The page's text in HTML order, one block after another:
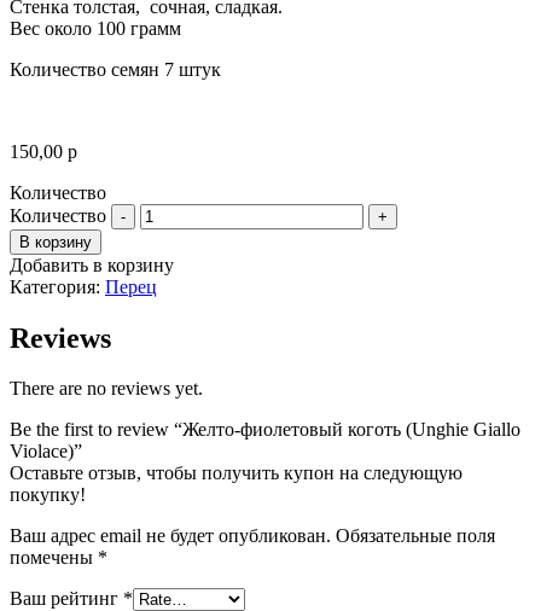
Стенка толстая, сочная, сладкая.
Вес около 100 грамм
Количество семян 7 штук
150,00 р
Количество
Количество
В корзину
Добавить в корзину
Категория: Перец
Reviews
There are no reviews yet.
Be the first to review “Желто-фиолетовый коготь (Unghie Giallo
Violace)”
Оставьте отзыв, чтобы получить купон на следующую
покупку!
Ваш адрес email не будет опубликован. Обязательные поля
помечены *
Ваш рейтинг *